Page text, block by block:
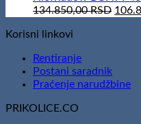
134.850,00RSD
Korisni linkovi
Rentiranje
Postani saradnik
Praćenje narudžbine
PRIKOLICE.CO